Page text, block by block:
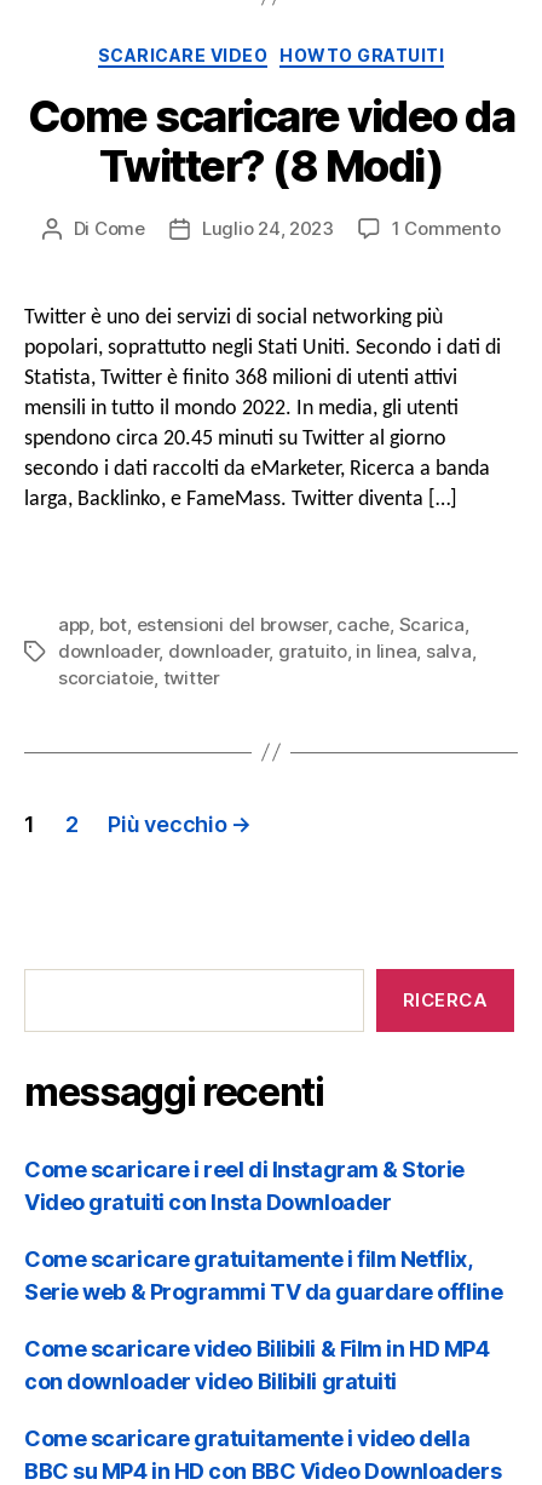
Categorie
SCARICARE VIDEO HOWTO GRATUITI
Come scaricare video da
Twitter? (8 Modi)
Post
Di Come
DataLuglio 24, 2023 1 CommentoSU
da
Twitter è uno dei servizi di social networking più
popolari, soprattutto negli Stati Uniti. Secondo i dati di
Statista, Twitter è finito 368 milioni di utenti attivi
mensili in tutto il mondo 2022. In media, gli utenti
spendono circa 20.45 minuti su Twitter al giorno
secondo i dati raccolti da eMarketer, Ricerca a banda
larga, Backlinko, e FameMass. Twitter diventa […]
Tag
app bot estensioni del browser, cache Scarica
downloader, downloader, gratuito, in linea salva
scorciatoie twitter
PAGINAZIONE
1 2 Più vecchio →
messaggi
RICERCA
messaggi recenti
Come scaricare i reel di Instagram & Storie
Video gratuiti con Insta Downloader
Come scaricare gratuitamente i film Netflix,
Serie web & Programmi TV da guardare offline
Come scaricare video Bilibili & Film in HD MP4
con downloader video Bilibili gratuiti
Come scaricare gratuitamente i video della
BBC su MP4 in HD con BBC Video Downloaders